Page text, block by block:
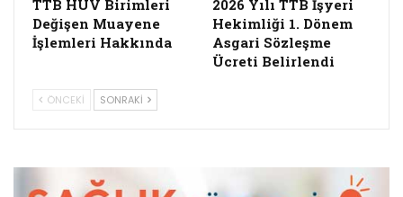
TTB HUV Birimleri
Değişen Muayene
İşlemleri Hakkında
2026 Yılı TTB İşyeri
Hekimliği 1. Dönem
Asgari Sözleşme
Ücreti Belirlendi
ÖNCEKI SONRAKI